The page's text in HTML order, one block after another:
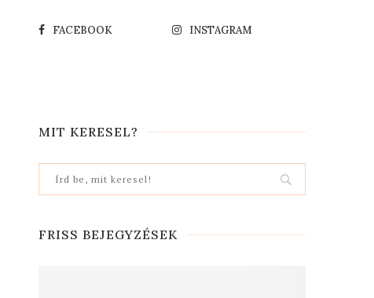
FACEBOOK INSTAGRAM
MIT KERESEL?
FRISS BEJEGYZÉSEK